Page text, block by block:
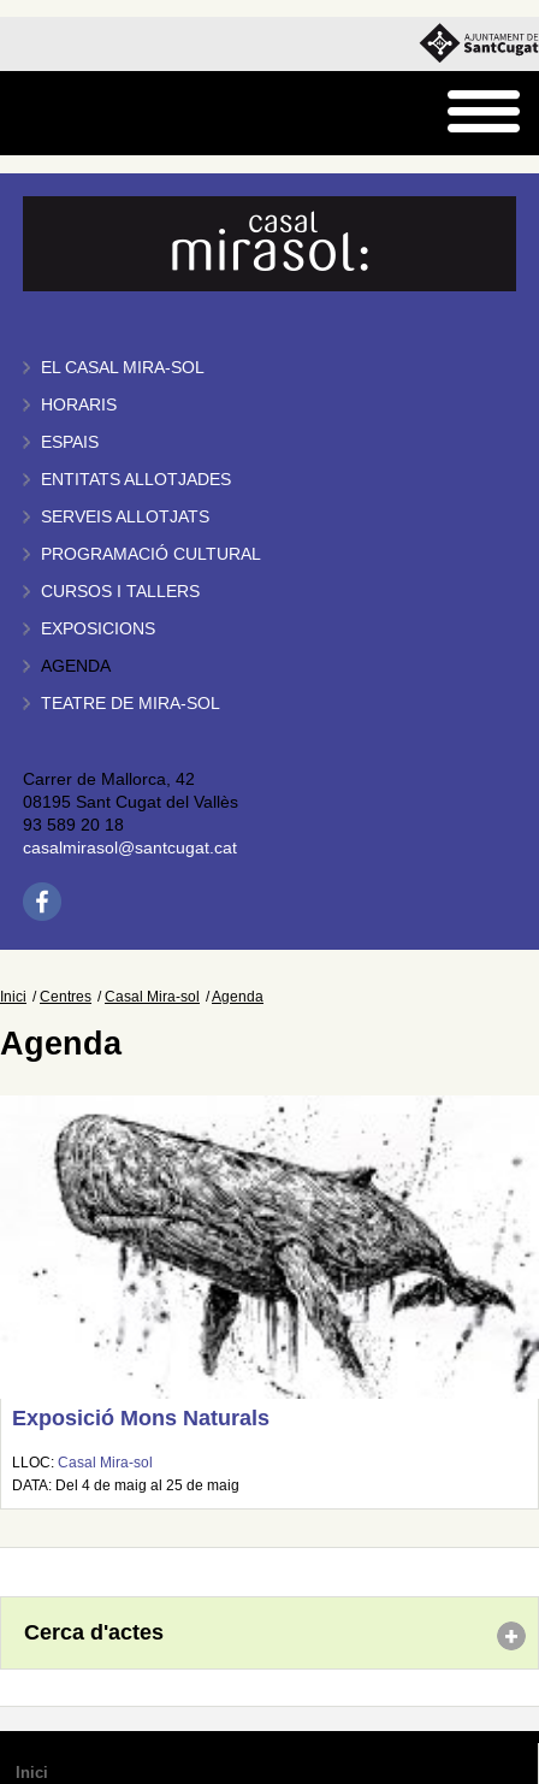
EL CASAL MIRA-SOL
HORARIS
ESPAIS
ENTITATS ALLOTJADES
SERVEIS ALLOTJATS
PROGRAMACIÓ CULTURAL
CURSOS I TALLERS
EXPOSICIONS
AGENDA
TEATRE DE MIRA-SOL
Carrer de Mallorca, 42
08195 Sant Cugat del Vallès
93 589 20 18
casalmirasol@santcugat.cat
Inici Centres Casal Mira-sol Agenda
Agenda
Exposició Mons Naturals
LLOC: Casal Mira-sol
DATA: Del 4 de maig al 25 de maig
Cerca d'actes
Inici